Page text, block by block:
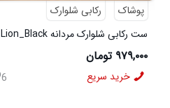
پوشاک
رکابی شلوارک
ست رکابی شلوارک مردانه Lion_Black
مدل 3997
۹۷۹,۰۰۰ تومان
خرید سریع 6